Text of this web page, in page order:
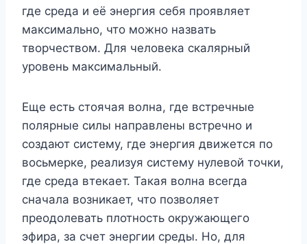
где среда и её энергия себя проявляет
максимально, что можно назвать
творчеством. Для человека скалярный
уровень максимальный.
Еще есть стоячая волна, где встречные
полярные силы направлены встречно и
создают систему, где энергия движется по
восьмерке, реализуя систему нулевой точки,
где среда втекает. Такая волна всегда
сначала возникает, что позволяет
преодолевать плотность окружающего
эфира, за счет энергии среды. Но, для